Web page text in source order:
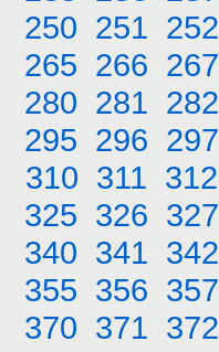
250 251 252
265 266 267
280 281 282
295 296 297
310 311 312
325 326 327
340 341 342
355 356 357
370 371 372